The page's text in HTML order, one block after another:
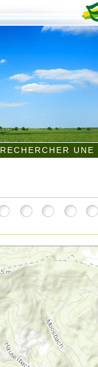
RECHERCHER